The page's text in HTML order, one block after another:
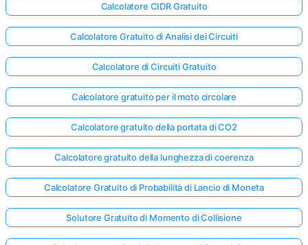
Calcolatore CIDR Gratuito
Calcolatore Gratuito di Analisi dei Circuiti
Calcolatore di Circuiti Gratuito
Calcolatore gratuito per il moto circolare
Calcolatore gratuito della portata di CO2
Calcolatore gratuito della lunghezza di coerenza
Calcolatore Gratuito di Probabilità di Lancio di Moneta
Solutore Gratuito di Momento di Collisione